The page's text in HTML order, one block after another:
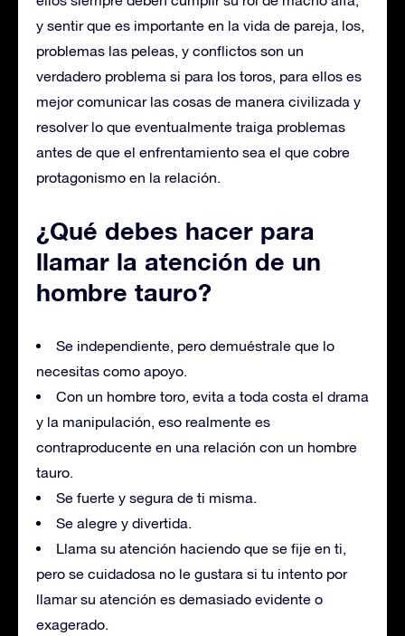
y sentir que es importante en la vida de pareja, los,
problemas las peleas, y conflictos son un
verdadero problema si para los toros, para ellos es
mejor comunicar las cosas de manera civilizada y
resolver lo que eventualmente traiga problemas
antes de que el enfrentamiento sea el que cobre
protagonismo en la relación.
¿Qué debes hacer para
llamar la atención de un
hombre tauro?
Se independiente, pero demuéstrale que lo
necesitas como apoyo.
Con un hombre toro, evita a toda costa el drama
y la manipulación, eso realmente es
contraproducente en una relación con un hombre
tauro.
Se fuerte y segura de ti misma.
Se alegre y divertida.
Llama su atención haciendo que se fije en ti,
pero se cuidadosa no le gustara si tu intento por
llamar su atención es demasiado evidente o
exagerado.